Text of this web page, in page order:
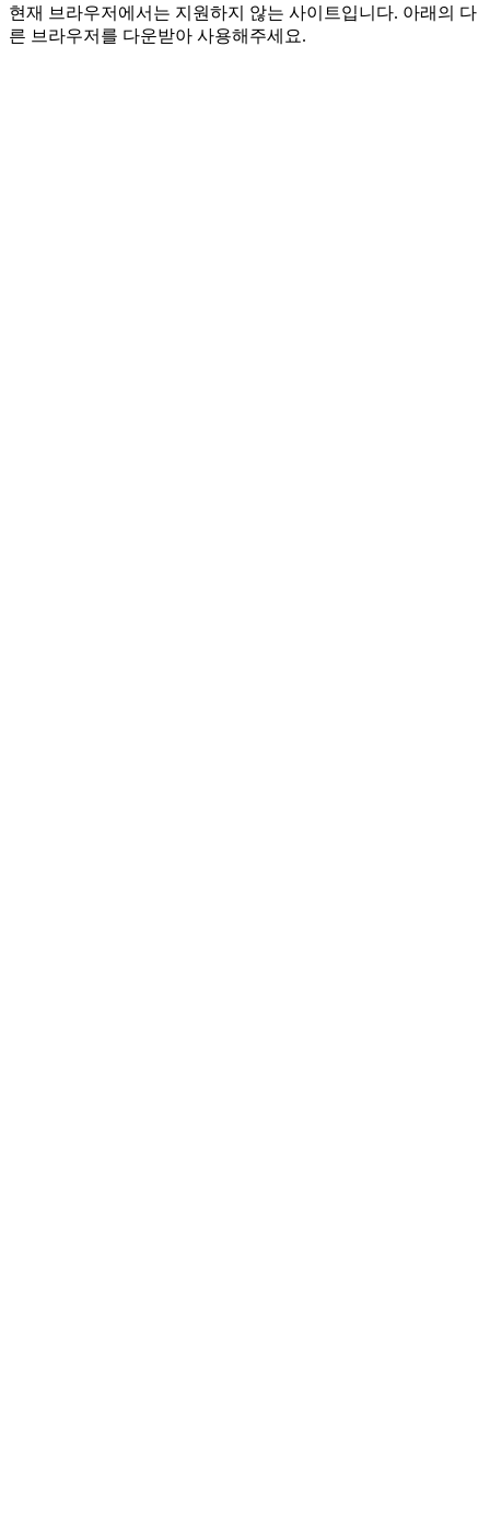
현재 브라우저에서는 지원하지 않는 사이트입니다. 아래의 다
른 브라우저를 다운받아 사용해주세요.